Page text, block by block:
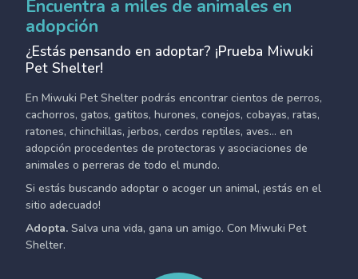
Encuentra a miles de animales en
adopción
¿Estás pensando en adoptar? ¡Prueba Miwuki
Pet Shelter!
En Miwuki Pet Shelter podrás encontrar cientos de perros,
cachorros, gatos, gatitos, hurones, conejos, cobayas, ratas,
ratones, chinchillas, jerbos, cerdos reptiles, aves... en
adopción procedentes de protectoras y asociaciones de
animales o perreras de todo el mundo.
Si estás buscando adoptar o acoger un animal, ¡estás en el
sitio adecuado!
Adopta. Salva una vida, gana un amigo. Con Miwuki Pet
Shelter.